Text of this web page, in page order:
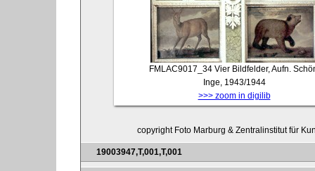
FMLAC9017_34 Vier Bildfelder, Aufn.
Inge, 1943/1944
>>> zoom in digilib
copyright Foto Marburg & Zentralinstitut für
19003947,T,001,T,001